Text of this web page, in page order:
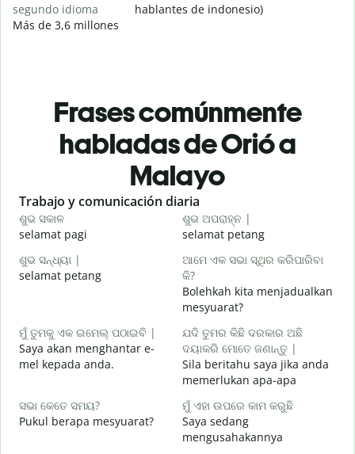
segundo idioma
Más de 3,6 millones
hablantes de indonesio)
Frases comúnmente
habladas de Orió a
Malayo
Slide 1 of 6
Trabajo y comunicación diaria
ଶୁଭ ସକାଳ
selamat pagi
ଶୁଭ ଅପରାହ୍ନ |
selamat petang
ଶୁଭ ସନ୍ଧ୍ୟା |
selamat petang
ଆମେ ଏକ ସଭା ସ୍ଥିର କରିପାରିବା
କି?
Bolehkah kita menjadualkan
mesyuarat?
ମୁଁ ତୁମକୁ ଏକ ଇମେଲ୍ ପଠାଇବି |
Saya akan menghantar e-
mel kepada anda.
ଯଦି ତୁମର କିଛି ଦରକାର ଅଛି
ଦୟାକରି ମୋତେ ଜଣାନ୍ତୁ |
Sila beritahu saya jika anda
memerlukan apa-apa
ସଭା କେତେ ସମୟ?
Pukul berapa mesyuarat?
ମୁଁ ଏହା ଉପରେ କାମ କରୁଛି
Saya sedang
mengusahakannya